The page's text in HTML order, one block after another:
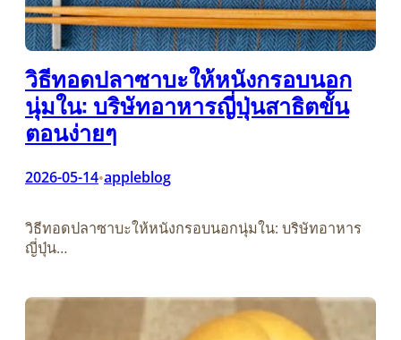
วิธีทอดปลาซาบะให้หนังกรอบนอก
นุ่มใน: บริษัทอาหารญี่ปุ่นสาธิตขั้น
ตอนง่ายๆ
2026-05-14•appleblog
วิธีทอดปลาซาบะให้หนังกรอบนอกนุ่มใน: บริษัทอาหาร
ญี่ปุ่น…